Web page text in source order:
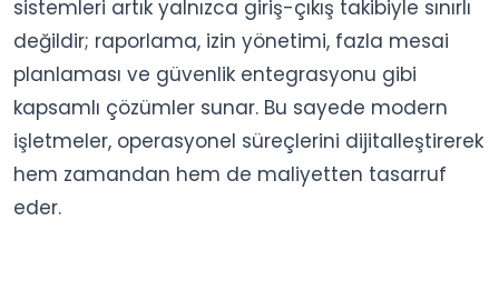
sistemleri artık yalnızca giriş-çıkış takibiyle sınırlı
değildir; raporlama, izin yönetimi, fazla mesai
planlaması ve güvenlik entegrasyonu gibi
kapsamlı çözümler sunar. Bu sayede modern
işletmeler, operasyonel süreçlerini dijitalleştirerek
hem zamandan hem de maliyetten tasarruf
eder.